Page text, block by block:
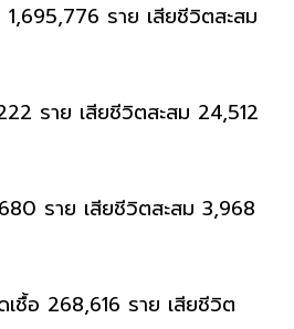
1,695,776 ราย เสียชีวิตสะสม
ราย เสียชีวิตสะสม 24,512
ราย เสียชีวิตสะสม 3,968
ชื้อ 268,616 ราย เสียชีวิต